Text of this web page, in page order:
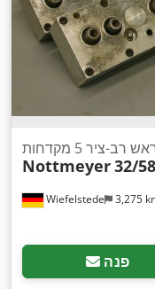
Wiefelstede 3,275
רב-ציר 5 מקדחות
Nottmeyer32/
פנה